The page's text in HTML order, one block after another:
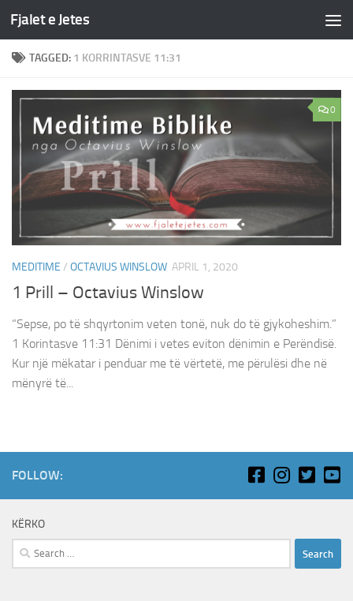
Skip to content
Fjalet e Jetes
TAGGED: 1 KORRINTASVE 11:31
0
MEDITIME / OCTAVIUS WINSLOW APRIL 1, 2020
1 Prill – Octavius Winslow
“Sepse, po të shqyrtonim veten tonë, nuk do të gjykoheshim.”
1 Korintasve 11:31 Dënimi i vetes eviton dënimin e Perëndisë.
Kur një mëkatar i penduar me të vërtetë, me përulësi dhe në
mënyrë të...
FOLLOW:
KËRKO
Search
for: